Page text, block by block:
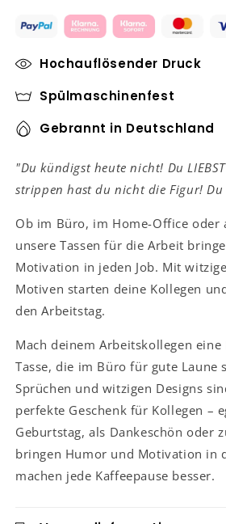
Hochauflösender Druck
Spülmaschinenfest
Gebrannt in Deutschland
"Du kündigst heute nicht! Du
strippen hast du nicht die Figur!
Ob im Büro, im Home-Office oder
unsere Tassen für die Arbeit
Motivation in jeden Job. Mit
Motiven starten deine Kollegen
den Arbeitstag.
Mach deinem Arbeitskollegen
Tasse, die im Büro für gute Laune
Sprüchen und witzigen Designs
perfekte Geschenk für Kollegen –
Geburtstag, als Dankeschön oder
bringen Humor und Motivation in
machen jede Kaffeepause besser.